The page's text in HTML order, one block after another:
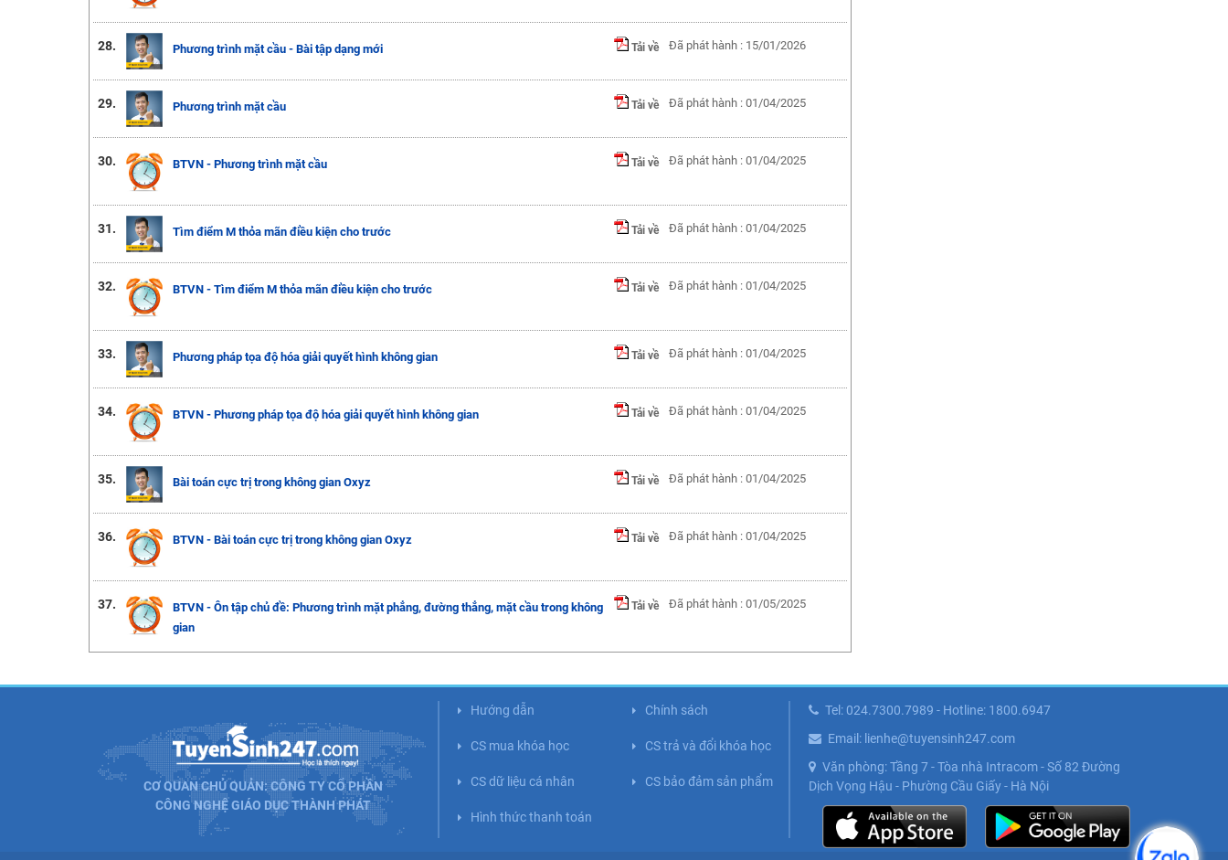
28. Phương trình mặt cầu - Bài tập dạng mới Tải về Đã phát hành : 15/01/2026
29. Phương trình mặt cầu Tải về Đã phát hành : 01/04/2025
30. BTVN - Phương trình mặt cầu Tải về Đã phát hành : 01/04/2025
31. Tìm điểm M thỏa mãn điều kiện cho trước Tải về Đã phát hành : 01/04/2025
32. BTVN - Tìm điểm M thỏa mãn điều kiện cho trước Tải về Đã phát hành : 01/04/2025
33. Phương pháp tọa độ hóa giải quyết hình không gian Tải về Đã phát hành : 01/04/2025
34. BTVN - Phương pháp tọa độ hóa giải quyết hình không gian Tải về Đã phát hành : 01/04/2025
35. Bài toán cực trị trong không gian Oxyz Tải về Đã phát hành : 01/04/2025
36. BTVN - Bài toán cực trị trong không gian Oxyz Tải về Đã phát hành : 01/04/2025
37.
BTVN - Ôn tập chủ đề: Phương trình mặt phẳng, đường thẳng, mặt cầu trong không
gian
Tải về Đã phát hành : 01/05/2025
CƠ QUAN CHỦ QUẢN: CÔNG TY CỔ PHẦN
CÔNG NGHỆ GIÁO DỤC THÀNH PHÁT
Hướng dẫn Chính sách
CS mua khóa học CS trả và đổi khóa học
CS dữ liệu cá nhân CS bảo đảm sản phẩm
Hình thức thanh toán
Tel: 024.7300.7989 - Hotline: 1800.6947
Email: lienhe@tuyensinh247.com
Văn phòng: Tầng 7 - Tòa nhà Intracom - Số 82 Đường
Dịch Vọng Hậu - Phường Cầu Giấy - Hà Nội